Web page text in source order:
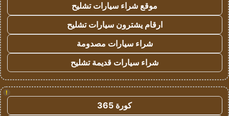
موقع شراء سيارات تشليح
ارقام يشترون سيارات تشليح
شراء سيارات مصدومة
شراء سيارات قديمة تشليح
!
كورة 365